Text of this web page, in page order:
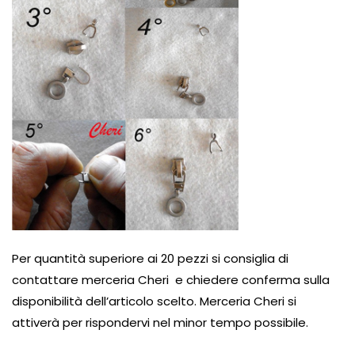
Per quantità superiore ai 20 pezzi si consiglia di
contattare merceria Cheri e chiedere conferma sulla
disponibilità dell’articolo scelto. Merceria Cheri si
attiverà per rispondervi nel minor tempo possibile.